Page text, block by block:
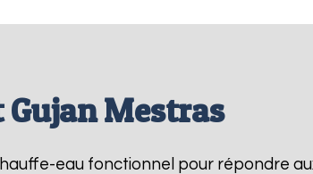
Mestras
eau fonctionnel pour répondre